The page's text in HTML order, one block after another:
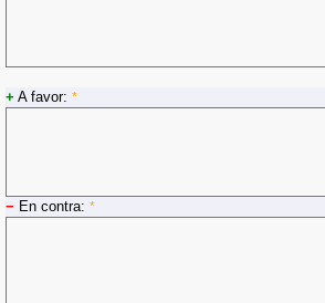
+ A favor: *
− En contra: *